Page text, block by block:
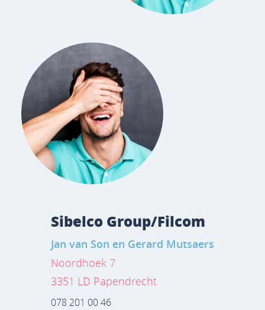
Sibelco Group/Filcom
Jan van Son en Gerard Mutsaers
Noordhoek 7
3351 LD Papendrecht
078 201 00 46